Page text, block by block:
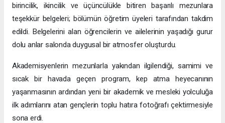
birincilik, ikincilik ve üçüncülükle bitiren başarılı mezunlara
teşekkür belgeleri; bölümün öğretim üyeleri tarafından takdim
edildi. Belgelerini alan öğrencilerin ve ailelerinin yaşadığı gurur
dolu anlar salonda duygusal bir atmosfer oluşturdu.
Akademisyenlerin mezunlarla yakından ilgilendiği, samimi ve
sıcak bir havada geçen program, kep atma heyecanının
yaşanmasının ardından yeni bir akademik ve mesleki yolculuğa
ilk adımlarını atan gençlerin toplu hatıra fotoğrafı çektirmesiyle
sona erdi.